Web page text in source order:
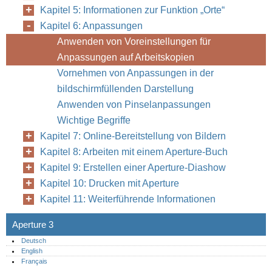
Kapitel 5: Informationen zur Funktion „Orte“
Kapitel 6: Anpassungen
Anwenden von Voreinstellungen für
Anpassungen auf Arbeitskopien
Vornehmen von Anpassungen in der
bildschirmfüllenden Darstellung
Anwenden von Pinselanpassungen
Wichtige Begriffe
Kapitel 7: Online-Bereitstellung von Bildern
Kapitel 8: Arbeiten mit einem Aperture-Buch
Kapitel 9: Erstellen einer Aperture-Diashow
Kapitel 10: Drucken mit Aperture
Kapitel 11: Weiterführende Informationen
Aperture 3
Deutsch
English
Français